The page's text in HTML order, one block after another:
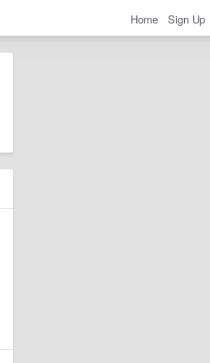
Home Sign Up